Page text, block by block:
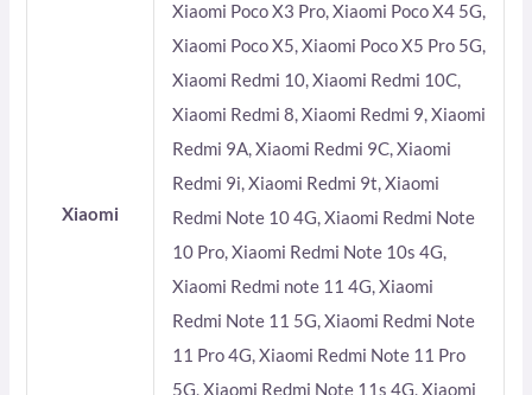
Xiaomi
Xiaomi Poco X3 Pro, Xiaomi Poco X4 5G,
Xiaomi Poco X5, Xiaomi Poco X5 Pro 5G,
Xiaomi Redmi 10, Xiaomi Redmi 10C,
Xiaomi Redmi 8, Xiaomi Redmi 9, Xiaomi
Redmi 9A, Xiaomi Redmi 9C, Xiaomi
Redmi 9i, Xiaomi Redmi 9t, Xiaomi
Redmi Note 10 4G, Xiaomi Redmi Note
10 Pro, Xiaomi Redmi Note 10s 4G,
Xiaomi Redmi note 11 4G, Xiaomi
Redmi Note 11 5G, Xiaomi Redmi Note
11 Pro 4G, Xiaomi Redmi Note 11 Pro
5G, Xiaomi Redmi Note 11s 4G, Xiaomi